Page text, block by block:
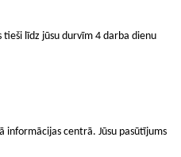
tieši līdz jūsu durvīm 4 darba dienu
informācijas centrā. Jūsu pasūtījums